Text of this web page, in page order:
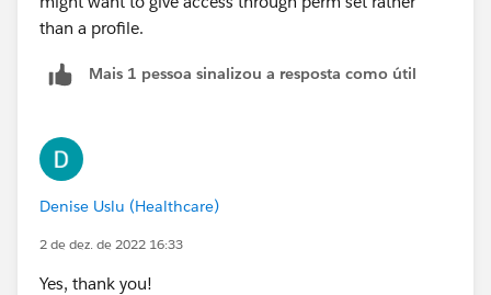
than a profile.
Mais 1 pessoa sinalizou a resposta como útil
Denise Uslu (Healthcare)
2 de dez. de 2022 16:33
Yes, thank you!